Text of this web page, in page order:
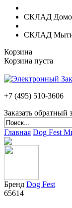
СКЛАД
СКЛАД
Корзина
Корзина пуста
+7 (495) 510-3606
Заказать обратный
Главная Dog Fest
Бренд Dog Fest
65614